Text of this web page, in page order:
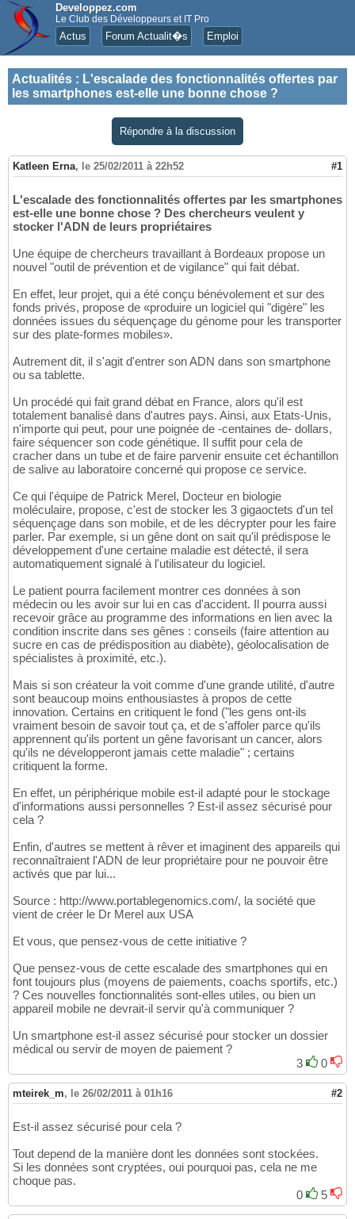
Developpez.com
Le Club des Développeurs et IT Pro
Actus Forum Actualit�s Emploi
Actualités : L'escalade des fonctionnalités offertes par
les smartphones est-elle une bonne chose ?
Répondre à la discussion
Katleen Erna, le 25/02/2011 à 22h52 #1
L'escalade des fonctionnalités offertes par les smartphones
est-elle une bonne chose ? Des chercheurs veulent y
stocker l'ADN de leurs propriétaires
Une équipe de chercheurs travaillant à Bordeaux propose un
nouvel "outil de prévention et de vigilance" qui fait débat.
En effet, leur projet, qui a été conçu bénévolement et sur des
fonds privés, propose de «produire un logiciel qui "digère" les
données issues du séquençage du génome pour les transporter
sur des plate-formes mobiles».
Autrement dit, il s'agit d'entrer son ADN dans son smartphone
ou sa tablette.
Un procédé qui fait grand débat en France, alors qu'il est
totalement banalisé dans d'autres pays. Ainsi, aux Etats-Unis,
n'importe qui peut, pour une poignée de -centaines de- dollars,
faire séquencer son code génétique. Il suffit pour cela de
cracher dans un tube et de faire parvenir ensuite cet échantillon
de salive au laboratoire concerné qui propose ce service.
Ce qui l'équipe de Patrick Merel, Docteur en biologie
moléculaire, propose, c'est de stocker les 3 gigaoctets d'un tel
séquençage dans son mobile, et de les décrypter pour les faire
parler. Par exemple, si un gêne dont on sait qu'il prédispose le
développement d'une certaine maladie est détecté, il sera
automatiquement signalé à l'utilisateur du logiciel.
Le patient pourra facilement montrer ces données à son
médecin ou les avoir sur lui en cas d'accident. Il pourra aussi
recevoir grâce au programme des informations en lien avec la
condition inscrite dans ses gênes : conseils (faire attention au
sucre en cas de prédisposition au diabète), géolocalisation de
spécialistes à proximité, etc.).
Mais si son créateur la voit comme d'une grande utilité, d'autre
sont beaucoup moins enthousiastes à propos de cette
innovation. Certains en critiquent le fond ("les gens ont-ils
vraiment besoin de savoir tout ça, et de s'affoler parce qu'ils
apprennent qu'ils portent un gêne favorisant un cancer, alors
qu'ils ne développeront jamais cette maladie" ; certains
critiquent la forme.
En effet, un périphérique mobile est-il adapté pour le stockage
d'informations aussi personnelles ? Est-il assez sécurisé pour
cela ?
Enfin, d'autres se mettent à rêver et imaginent des appareils qui
reconnaîtraient l'ADN de leur propriétaire pour ne pouvoir être
activés que par lui...
Source : http://www.portablegenomics.com/, la société que
vient de créer le Dr Merel aux USA
Et vous, que pensez-vous de cette initiative ?
Que pensez-vous de cette escalade des smartphones qui en
font toujours plus (moyens de paiements, coachs sportifs, etc.)
? Ces nouvelles fonctionnalités sont-elles utiles, ou bien un
appareil mobile ne devrait-il servir qu'à communiquer ?
Un smartphone est-il assez sécurisé pour stocker un dossier
médical ou servir de moyen de paiement ?
3
0
mteirek_m, le 26/02/2011 à 01h16 #2
Est-il assez sécurisé pour cela ?
Tout depend de la manière dont les données sont stockées.
Si les données sont cryptées, oui pourquoi pas, cela ne me
choque pas.
0
5